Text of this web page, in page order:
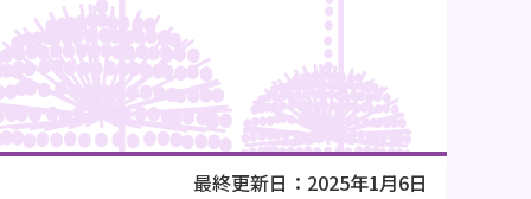
最終更新日：2025年1月6日